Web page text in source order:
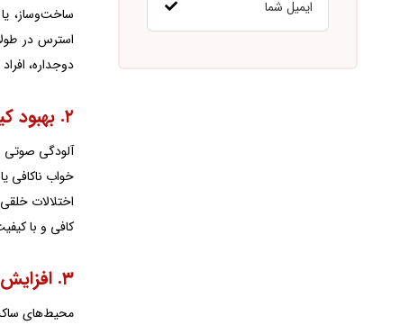
ساخت‌وساز،
استرس در
دوجداره،
۲. بهبود کیفیت خواب
آلودگی صوتی
خواب ناکافی
اختلالات
کافی و با
۳. افزایش تمرکز و بهره‌وری
محیط‌های